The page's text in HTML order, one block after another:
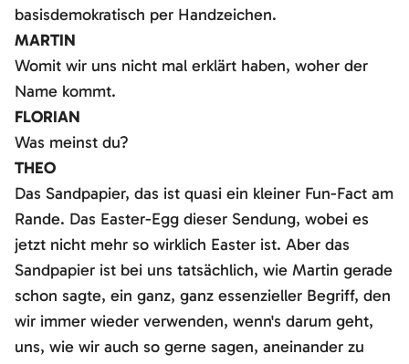
basisdemokratisch per Handzeichen.
MARTIN
Womit wir uns nicht mal erklärt haben, woher der
Name kommt.
FLORIAN
Was meinst du?
THEO
Das Sandpapier, das ist quasi ein kleiner Fun-Fact am
Rande. Das Easter-Egg dieser Sendung, wobei es
jetzt nicht mehr so wirklich Easter ist. Aber das
Sandpapier ist bei uns tatsächlich, wie Martin gerade
schon sagte, ein ganz, ganz essenzieller Begriff, den
wir immer wieder verwenden, wenn's darum geht,
uns, wie wir auch so gerne sagen, aneinander zu